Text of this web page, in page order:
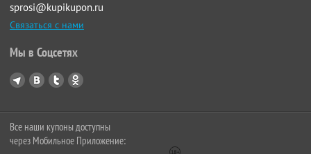
sprosi@kupikupon.ru
Связаться с нами
Мы в Соцсетях
Все наши купоны доступны
через Мобильное Приложение: